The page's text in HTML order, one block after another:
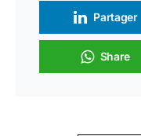
Partager
Share